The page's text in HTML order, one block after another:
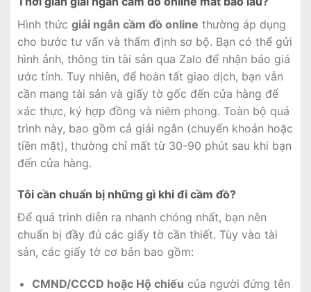
Hình thức giải ngân cầm đồ online thường áp dụng
cho bước tư vấn và thẩm định sơ bộ. Bạn có thể gửi
hình ảnh, thông tin tài sản qua Zalo để nhận báo giá
ước tính. Tuy nhiên, để hoàn tất giao dịch, bạn vẫn
cần mang tài sản và giấy tờ gốc đến cửa hàng để
xác thực, ký hợp đồng và niêm phong. Toàn bộ quá
trình này, bao gồm cả giải ngân (chuyển khoản hoặc
tiền mặt), thường chỉ mất từ 30-90 phút sau khi bạn
đến cửa hàng.
Tôi cần chuẩn bị những gì khi đi cầm đồ?
Để quá trình diễn ra nhanh chóng nhất, bạn nên
chuẩn bị đầy đủ các giấy tờ cần thiết. Tùy vào tài
sản, các giấy tờ cơ bản bao gồm:
CMND/CCCD hoặc Hộ chiếu của người đứng tên